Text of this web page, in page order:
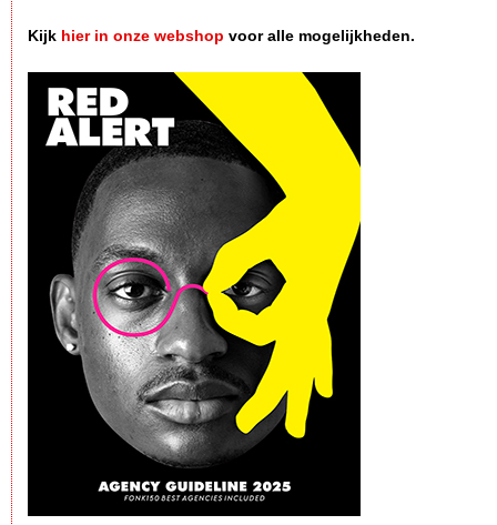
Kijk hier in onze webshop voor alle mogelijkheden.